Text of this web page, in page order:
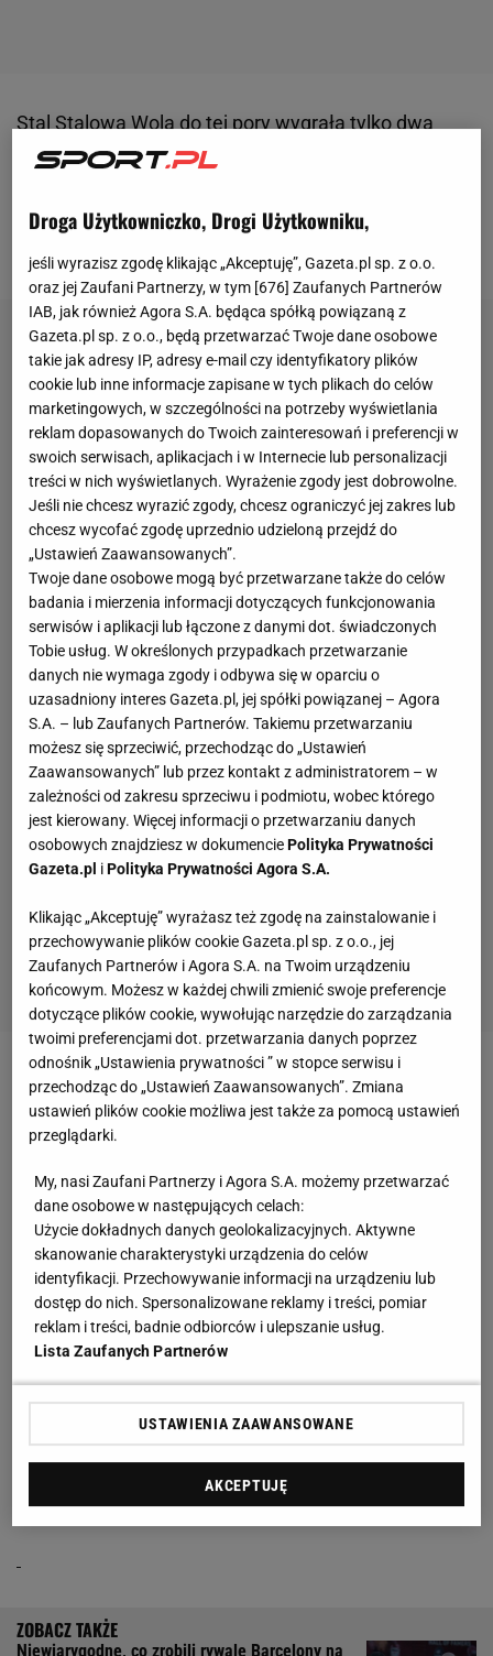
Stal Stalowa Wola do tej pory wygrała tylko dwa
mecze w Ilidze. Beniaminek jest o krok od spadku i
się to na dużo lepsze wyniki. Pod wodzą Marcina
Płuski zespół zremisował dwa pierwsze mecze 0:0.
Zobacz wideo Polscy skoczkowie mają nowego
trenera. Thurnbichler się pożegnał
Stal Stalowa Wola zaskoczyła lidera I ligi. Arka
wykorzysta szansę?
Takiego wyniku nikt się jednak nie spodziewał w
spotkaniu z liderującą I lidze Bruk-Bet Termalicą
Nieciecza. Dzisiejszy mecz miał jednak bardzo
zaskakujący przebieg. Gospodarze już w 2. minucie
wyszli na prowadzenie po bramce Damiana Urbana.
szybko odpowiedział i wydawało się, że
ostatecznie nie będzie miał większych problemów z
jedną z najgorszych drużyn tych rozgrywek.
Niewiarygodne, co zrobili rywale Barcelony na
Droga Użytkowniczko, Drogi Użytkowniku,
jeśli wyrazisz zgodę klikając „Akceptuję”, Gazeta.pl sp. z o.o.
oraz jej Zaufani Partnerzy, w tym [676] Zaufanych Partnerów
IAB, jak również Agora S.A. będąca spółką powiązaną z
Gazeta.pl sp. z o.o., będą przetwarzać Twoje dane osobowe
takie jak adresy IP, adresy e-mail czy identyfikatory plików
cookie lub inne informacje zapisane w tych plikach do celów
marketingowych, w szczególności na potrzeby wyświetlania
reklam dopasowanych do Twoich zainteresowań i preferencji w
swoich serwisach, aplikacjach i w Internecie lub personalizacji
treści w nich wyświetlanych. Wyrażenie zgody jest dobrowolne.
Jeśli nie chcesz wyrazić zgody, chcesz ograniczyć jej zakres lub
chcesz wycofać zgodę uprzednio udzieloną przejdź do
„Ustawień Zaawansowanych”.
Twoje dane osobowe mogą być przetwarzane także do celów
badania i mierzenia informacji dotyczących funkcjonowania
serwisów i aplikacji lub łączone z danymi dot. świadczonych
Tobie usług. W określonych przypadkach przetwarzanie
danych nie wymaga zgody i odbywa się w oparciu o
uzasadniony interes Gazeta.pl, jej spółki powiązanej – Agora
S.A. – lub Zaufanych Partnerów. Takiemu przetwarzaniu
możesz się sprzeciwić, przechodząc do „Ustawień
Zaawansowanych” lub przez kontakt z administratorem – w
zależności od zakresu sprzeciwu i podmiotu, wobec którego
jest kierowany. Więcej informacji o przetwarzaniu danych
osobowych znajdziesz w dokumenciePolityka Prywatności
Gazeta.pl iPolityka Prywatności Agora S.A.
Klikając „Akceptuję” wyrażasz też zgodę na zainstalowanie i
przechowywanie plików cookie Gazeta.pl sp. z o.o., jej
Zaufanych Partnerów i Agora S.A. na Twoim urządzeniu
końcowym. Możesz w każdej chwili zmienić swoje preferencje
dotyczące plików cookie, wywołując narzędzie do zarządzania
twoimi preferencjami dot. przetwarzania danych poprzez
odnośnik „Ustawienia prywatności ” w stopce serwisu i
przechodząc do „Ustawień Zaawansowanych”. Zmiana
ustawień plików cookie możliwa jest także za pomocą ustawień
przeglądarki.
My, nasi Zaufani Partnerzy i Agora S.A. możemy przetwarzać
dane osobowe w następujących celach:
Użycie dokładnych danych geolokalizacyjnych. Aktywne
skanowanie charakterystyki urządzenia do celów
identyfikacji. Przechowywanie informacji na urządzeniu lub
dostęp do nich. Spersonalizowane reklamy i treści, pomiar
reklam i treści, badnie odbiorców i ulepszanie usług.
Lista Zaufanych Partnerów
USTAWIENIA ZAAWANSOWANE
AKCEPTUJĘ